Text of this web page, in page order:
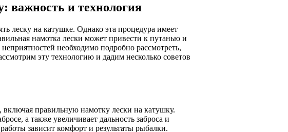
важность и технология
леску на катушке. Однако эта процедура имеет
намотка лески может привести к путанью и
необходимо подробно рассмотреть,
эту технологию и дадим несколько советов
правильную намотку лески на катушку.
а также увеличивает дальность заброса и
зависит комфорт и результаты рыбалки.